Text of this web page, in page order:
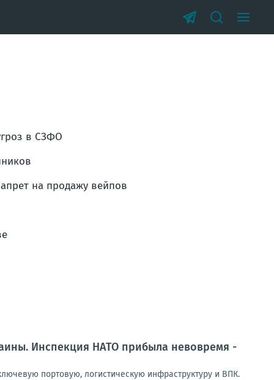
в СЗФО
на продажу вейпов
Инспекция НАТО прибыла невовремя -
портовую, логистическую инфраструктуру и ВПК.